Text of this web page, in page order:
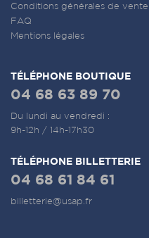
Conditions générales de vente
FAQ
Mentions légales
TÉLÉPHONE BOUTIQUE
04 68 63 89 70
Du lundi au vendredi :
9h-12h / 14h-17h30
TÉLÉPHONE BILLETTERIE
04 68 61 84 61
billetterie@usap.fr